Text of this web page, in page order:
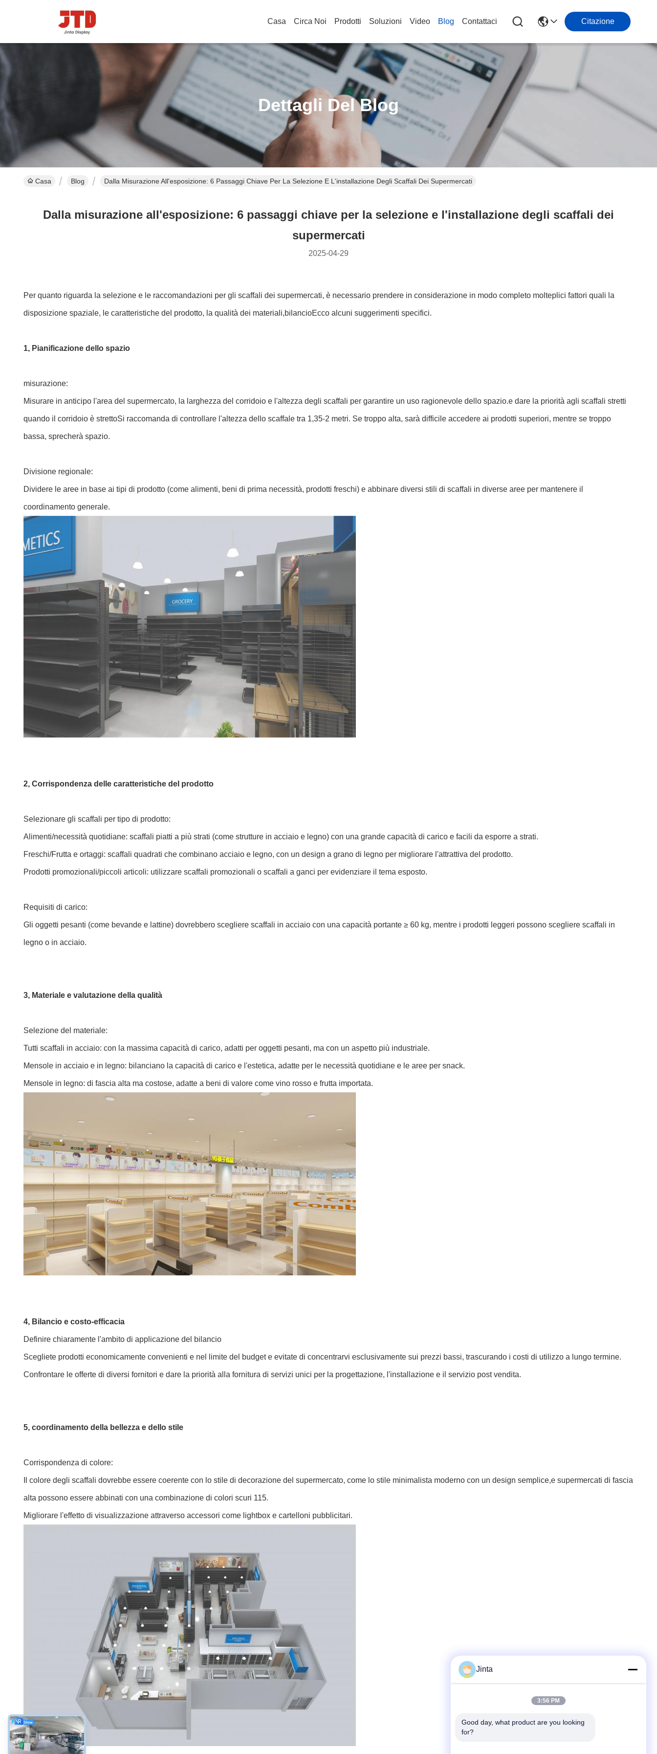
Casa Circa Noi Prodotti Soluzioni Video Blog Contattaci Citazione
Dettagli Del Blog
Casa Blog Dalla Misurazione All'esposizione: 6 Passaggi Chiave Per La Selezione E L'installazione Degli Scaffali Dei Supermercati
Dalla misurazione all'esposizione: 6 passaggi chiave per la selezione e l'installazione degli scaffali dei
supermercati
2025-04-29
Per quanto riguarda la selezione e le raccomandazioni per gli scaffali dei supermercati, è necessario prendere in considerazione in modo completo molteplici fattori quali la
disposizione spaziale, le caratteristiche del prodotto, la qualità dei materiali,bilancioEcco alcuni suggerimenti specifici.
1, Pianificazione dello spazio
misurazione:
Misurare in anticipo l'area del supermercato, la larghezza del corridoio e l'altezza degli scaffali per garantire un uso ragionevole dello spazio.e dare la priorità agli scaffali stretti
quando il corridoio è strettoSi raccomanda di controllare l'altezza dello scaffale tra 1,35-2 metri. Se troppo alta, sarà difficile accedere ai prodotti superiori, mentre se troppo
bassa, sprecherà spazio.
Divisione regionale:
Dividere le aree in base ai tipi di prodotto (come alimenti, beni di prima necessità, prodotti freschi) e abbinare diversi stili di scaffali in diverse aree per mantenere il
coordinamento generale.
2, Corrispondenza delle caratteristiche del prodotto
Selezionare gli scaffali per tipo di prodotto:
Alimenti/necessità quotidiane: scaffali piatti a più strati (come strutture in acciaio e legno) con una grande capacità di carico e facili da esporre a strati.
Freschi/Frutta e ortaggi: scaffali quadrati che combinano acciaio e legno, con un design a grano di legno per migliorare l'attrattiva del prodotto.
Prodotti promozionali/piccoli articoli: utilizzare scaffali promozionali o scaffali a ganci per evidenziare il tema esposto.
Requisiti di carico:
Gli oggetti pesanti (come bevande e lattine) dovrebbero scegliere scaffali in acciaio con una capacità portante ≥ 60 kg, mentre i prodotti leggeri possono scegliere scaffali in
legno o in acciaio.
3, Materiale e valutazione della qualità
Selezione del materiale:
Tutti scaffali in acciaio: con la massima capacità di carico, adatti per oggetti pesanti, ma con un aspetto più industriale.
Mensole in acciaio e in legno: bilanciano la capacità di carico e l'estetica, adatte per le necessità quotidiane e le aree per snack.
Mensole in legno: di fascia alta ma costose, adatte a beni di valore come vino rosso e frutta importata.
4, Bilancio e costo-efficacia
Definire chiaramente l'ambito di applicazione del bilancio
Scegliete prodotti economicamente convenienti e nel limite del budget e evitate di concentrarvi esclusivamente sui prezzi bassi, trascurando i costi di utilizzo a lungo termine.
Confrontare le offerte di diversi fornitori e dare la priorità alla fornitura di servizi unici per la progettazione, l'installazione e il servizio post vendita.
5, coordinamento della bellezza e dello stile
Corrispondenza di colore:
Il colore degli scaffali dovrebbe essere coerente con lo stile di decorazione del supermercato, come lo stile minimalista moderno con un design semplice,e supermercati di fascia
alta possono essere abbinati con una combinazione di colori scuri 115.
Migliorare l'effetto di visualizzazione attraverso accessori come lightbox e cartelloni pubblicitari.
Jinta
3:56 PM
Good day, what product are you looking
for?